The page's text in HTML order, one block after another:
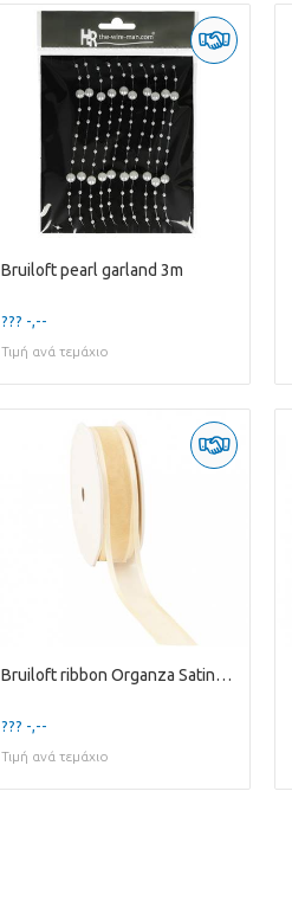
Bruiloft pearl garland 3m
??? -,--
Τιμή ανά τεμάχιο
Bruiloft ribbon Organza Satin 25mm 25m
??? -,--
Τιμή ανά τεμάχιο